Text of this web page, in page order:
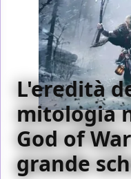
L'eredità
mitologia
God of
grande